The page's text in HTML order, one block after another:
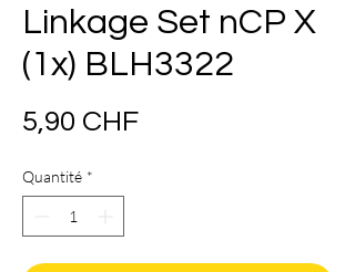
Linkage Set nCP X
(1x) BLH3322
5,90 CHFPrix
Quantité *